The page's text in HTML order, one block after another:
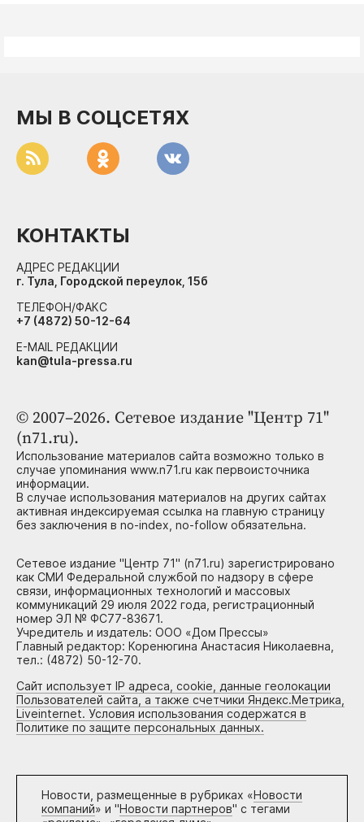
© 2007–2026. Сетевое издание "Центр 71"
(n71.ru).
Использование материалов сайта возможно только в
случае упоминания www.n71.ru как первоисточника
информации.
В случае использования материалов на других сайтах
активная индексируемая ссылка на главную страницу
без заключения в no-index, no-follow обязательна.
Сетевое издание "Центр 71" (n71.ru) зарегистрировано
как СМИ Федеральной службой по надзору в сфере
связи, информационных технологий и массовых
коммуникаций 29 июля 2022 года, регистрационный
номер ЭЛ № ФС77-83671.
Учредитель и издатель: ООО «Дом Прессы»
Главный редактор: Коренюгина Анастасия Николаевна,
тел.: (4872) 50-12-70.
Сайт использует IP адреса, cookie, данные геолокации
Пользователей сайта, а также счетчики Яндекс.Метрика,
Liveinternet. Условия использования содержатся в
Политике по защите персональных данных.
Новости, размещенные в рубриках «Новости
компаний» и "Новости партнеров" с тегами
МЫ В СОЦСЕТЯХ
КОНТАКТЫ
АДРЕС РЕДАКЦИИ
г. Тула, Городской переулок, 15б
ТЕЛЕФОН/ФАКС
+7 (4872) 50-12-64
E-MAIL РЕДАКЦИИ
kan@tula-pressa.ru